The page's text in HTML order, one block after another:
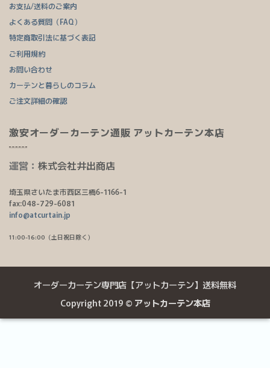
お支払/送料のご案内
よくある質問（FAQ）
特定商取引法に基づく表記
ご利用規約
お問い合わせ
カーテンと暮らしのコラム
ご注文詳細の確認
激安オーダーカーテン通販 アットカーテン本店
運営： 株式会社井出商店
埼玉県さいたま市西区三橋6-1166-1
fax:048-729-6081
info@atcurtain.jp
11:00-16:00（土日祝日除く）
オーダーカーテン専門店【アットカーテン】送料無料
Copyright 2019 © アットカーテン本店